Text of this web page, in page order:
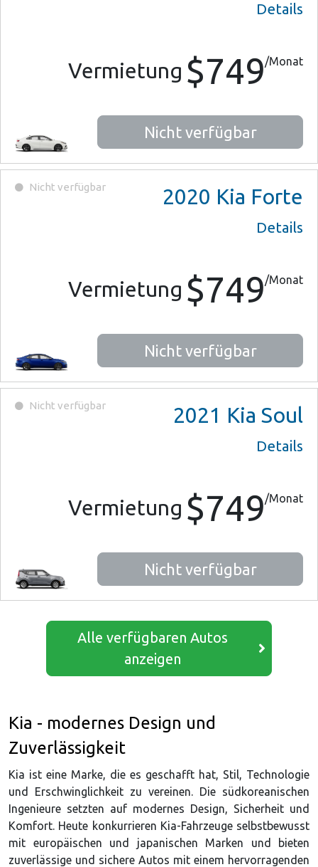
Details
Vermietung $749/Monat
Nicht verfügbar
Nicht verfügbar 2020 Kia Forte
Details
Vermietung $749/Monat
Nicht verfügbar
Nicht verfügbar 2021 Kia Soul
Details
Vermietung $749/Monat
Nicht verfügbar
Alle verfügbaren Autos
anzeigen
Kia - modernes Design und
Zuverlässigkeit
Kia ist eine Marke, die es geschafft hat, Stil, Technologie
und Erschwinglichkeit zu vereinen. Die südkoreanischen
Ingenieure setzten auf modernes Design, Sicherheit und
Komfort. Heute konkurrieren Kia-Fahrzeuge selbstbewusst
mit europäischen und japanischen Marken und bieten
zuverlässige und sichere Autos mit einem hervorragenden